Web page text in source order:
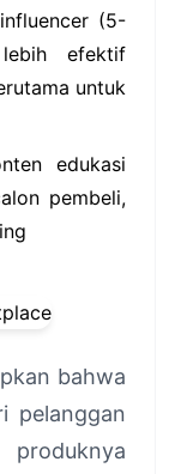
(5-
efektif
untuk
edukasi
pembeli,
bahwa
pelanggan